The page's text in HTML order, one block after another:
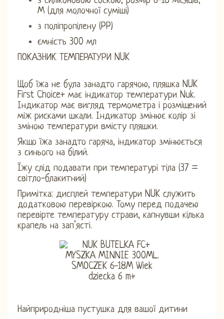
М (для молочної суміші)
з поліпропілену (PP)
ємність 300 мл
ПОКАЗНИК ТЕМПЕРАТУРИ NUK
Щоб їжа не була занадто гарячою, пляшка NUK
First Choice+ має індикатор температури Nuk.
Індикатор має вигляд термометра і розміщений
між рисками шкали. Індикатор змінює колір зі
зміною температури вмісту пляшки.
Якщо їжа занадто гаряча, індикатор змінюється
з синього на білий.
Їжу слід подавати при температурі тіла (37 =
світло-блакитний)
Примітка: дисплей температури NUK служить
додатковою перевіркою. Тому перед подачею
перевірте температуру страви, капнувши кілька
крапель на зап’ясті.
Найприродніша пустушка для вашої дитини